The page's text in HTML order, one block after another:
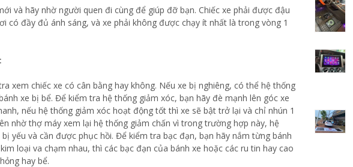
và hãy nhờ người quen đi cùng để giúp đỡ bạn. Chiếc xe phải được đậu
có đầy đủ ánh sáng, và xe phải không được chạy ít nhất là trong vòng 1
xem chiếc xe có cân bằng hay không. Nếu xe bị nghiêng, có thể hệ thống
xe bị bể. Để kiểm tra hệ thống giảm xóc, bạn hãy đè mạnh lên góc xe
nếu hệ thống giảm xóc hoạt động tốt thì xe sẽ bật trở lại và chỉ nhún 1
nhờ thợ máy xem lại hệ thống giảm chấn vì trong trường hợp này, hệ
yếu và cần được phục hồi. Để kiểm tra bạc đạn, bạn hãy nắm từng bánh
loại va chạm nhau, thì các bạc đạn của bánh xe hoặc các ru tin hay cao
hay bể.